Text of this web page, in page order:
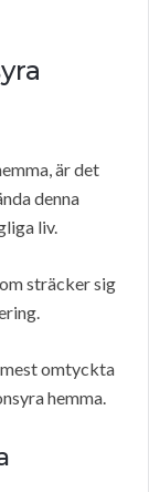
är det
denna
liv.
sträcker sig
omtyckta
hemma.